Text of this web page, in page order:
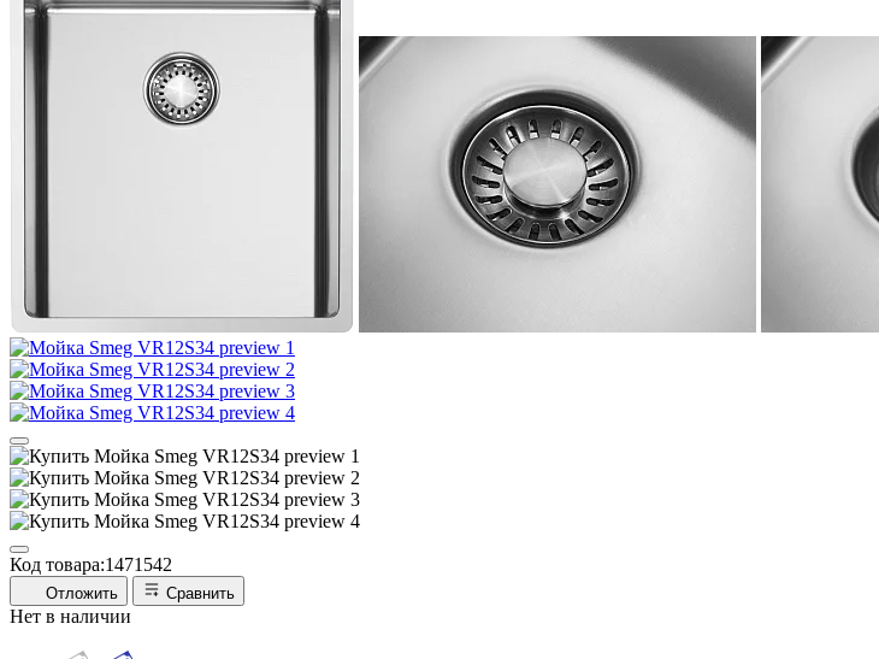
Код товара:1471542
Отложить Сравнить
Нет в наличии